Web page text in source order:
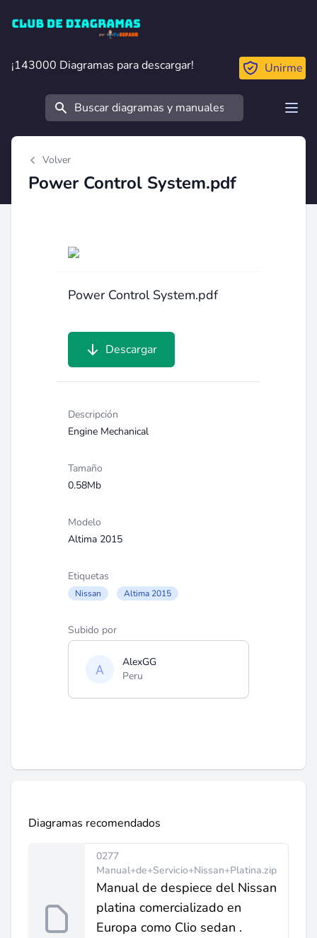
Club de Diagramas
¡143000 Diagramas para descargar!
¡143000 Diagramas para descargar! Unirme
Buscar
Volver
Power Control System.pdf
Power Control System.pdf
Descargar
Descripción
Engine Mechanical
Tamaño
0.58Mb
Modelo
Altima 2015
Etiquetas
Nissan Altima 2015
Subido por
AlexGG
Peru
Diagramas recomendados
0277
Manual+de+Servicio+Nissan+Platina.zip
Manual de despiece del Nissan
platina comercializado en
Europa como Clio sedan .